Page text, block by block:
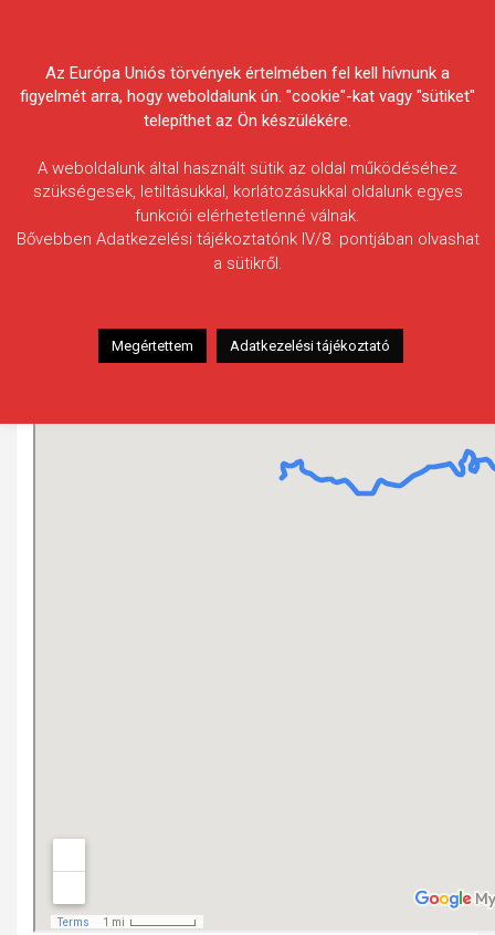
Egyesületek Szövetsége
Vargahossza-főcsatorna
Az Európa Uniós törvények értelmében fel kell hívnunk a
figyelmét arra, hogy weboldalunk ún. "cookie"-kat vagy "sütiket"
telepíthet az Ön készülékére.
A weboldalunk által használt sütik az oldal működéséhez
szükségesek, letiltásukkal, korlátozásukkal oldalunk egyes
funkciói elérhetetlenné válnak.
Bővebben Adatkezelési tájékoztatónk IV/8. pontjában olvashat
a sütikről.
Megértettem Adatkezelési tájékoztató